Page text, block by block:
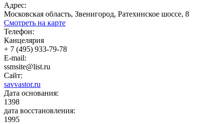
Адрес:
Московская область, Звенигород, Ратехинское шоссе, 8
Смотреть на карте
Телефон:
Канцелярия
+ 7 (495) 933-79-78
E-mail:
ssmsite@list.ru
Сайт:
savvastor.ru
Дата основания:
1398
дата восстановления:
1995